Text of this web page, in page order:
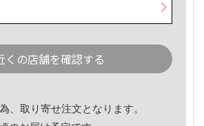
くの店舗を確認する
、取り寄せ注文となります。